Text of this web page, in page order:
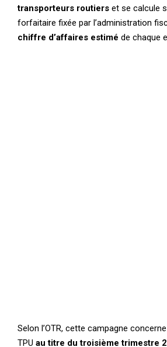
transporteurs routiers et se calcule
forfaitaire fixée par l’administration
chiffre d’affaires estimé de chaque
Selon l’OTR, cette campagne
TPU au titre du troisième trimestre